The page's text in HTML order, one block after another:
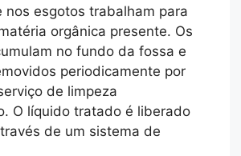
nos esgotos trabalham para
orgânica presente. Os
no fundo da fossa e
periodicamente por
de limpeza
O líquido tratado é liberado
de um sistema de